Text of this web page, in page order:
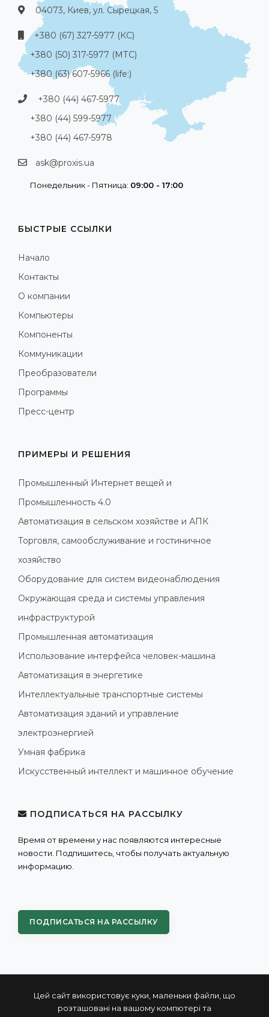
Цей сайт використовує куки, маленьки файли, що
розташовані на вашому компютері та
04073, Киев, ул. Сырецкая, 5
+380 (67) 327-5977 (КС)
+380 (50) 317-5977 (МТС)
+380 (63) 607-5966 (life:)
+380 (44) 467-5977
+380 (44) 599-5977
+380 (44) 467-5978
ask@proxis.ua
Понедельник - Пятница: 09:00 - 17:00
БЫСТРЫЕ ССЫЛКИ
Начало
Контакты
О компании
Компьютеры
Компоненты
Коммуникации
Преобразователи
Программы
Пресс-центр
ПРИМЕРЫ И РЕШЕНИЯ
Промышленный Интернет вещей и
Промышленность 4.0
Автоматизация в сельском хозяйстве и АПК
Торговля, самообслуживание и гостиничное
хозяйство
Оборудование для систем видеонаблюдения
Окружающая среда и системы управления
инфраструктурой
Промышленная автоматизация
Использование интерфейса человек-машина
Автоматизация в энергетике
Интеллектуальные транспортные системы
Автоматизация зданий и управление
электроэнергией
Умная фабрика
Искусственный интеллект и машинное обучение
ПОДПИСАТЬСЯ НА РАССЫЛКУ
Время от времени у нас появляются интересные
новости. Подпишитесь, чтобы получать актуальную
информацию.
ПОДПИСАТЬСЯ НА РАССЫЛКУ